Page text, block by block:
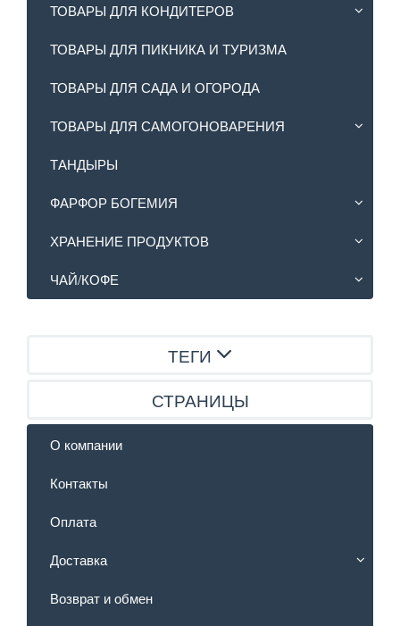
ТОВАРЫ ДЛЯ КОНДИТЕРОВ
ТОВАРЫ ДЛЯ ПИКНИКА И ТУРИЗМА
ТОВАРЫ ДЛЯ САДА И ОГОРОДА
ТОВАРЫ ДЛЯ САМОГОНОВАРЕНИЯ
ТАНДЫРЫ
ФАРФОР БОГЕМИЯ
ХРАНЕНИЕ ПРОДУКТОВ
ЧАЙ/КОФЕ
ТЕГИ
СТРАНИЦЫ
О компании
Контакты
Оплата
Доставка
Возврат и обмен